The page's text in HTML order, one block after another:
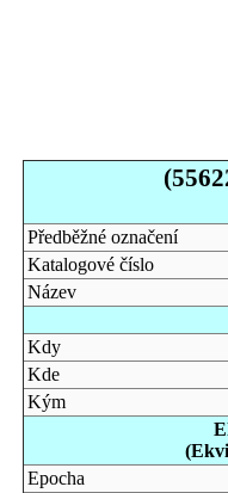
Předběžné označení
Katalogové číslo
Název
Kdy
Kde
Kým
Epocha